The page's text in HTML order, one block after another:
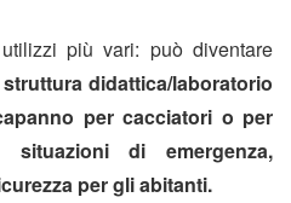
più vari: può diventare
didattica/laboratorio
per cacciatori o per
di emergenza,
per gli abitanti.